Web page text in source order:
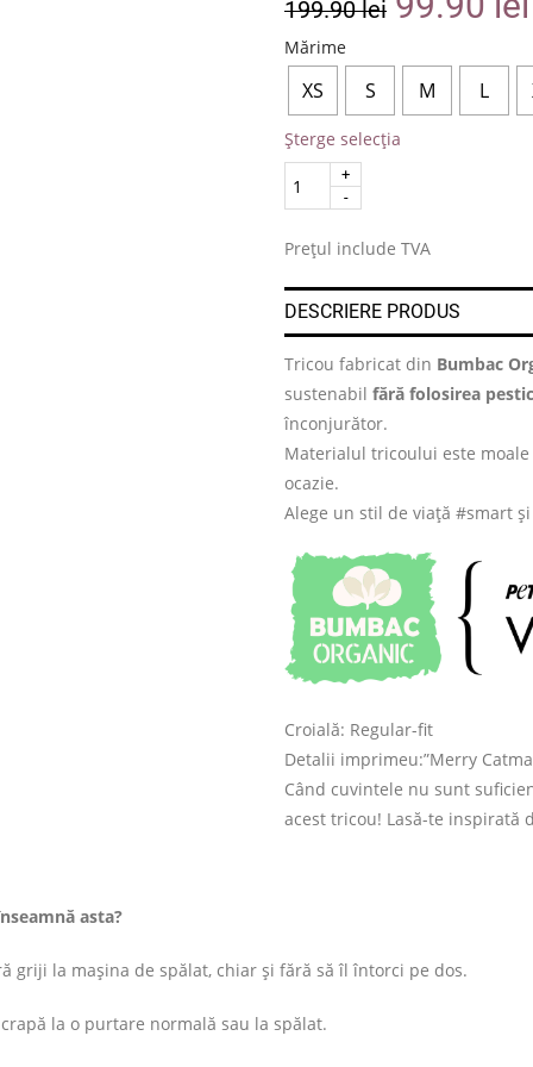
199.90lei
Mărime
XS S M L
Șterge selecția
Quantity
Prețul include TVA
DESCRIERE PRODUS
Tricou fabricat din Bumbac
sustenabil fără folosirea
înconjurător.
Materialul tricoului este
ocazie.
Alege un stil de viață #smart
Croială: Regular-fit
Detalii imprimeu:”Merry
Când cuvintele nu sunt
acest tricou! Lasă-te inspirată
asta?
griji la mașina de spălat, chiar și fără să îl întorci pe dos.
la o purtare normală sau la spălat.